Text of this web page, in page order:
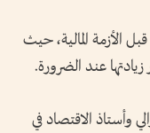
الأزمة المالية، حيث
عند الضرورة.
وأستاذ الاقتصاد في